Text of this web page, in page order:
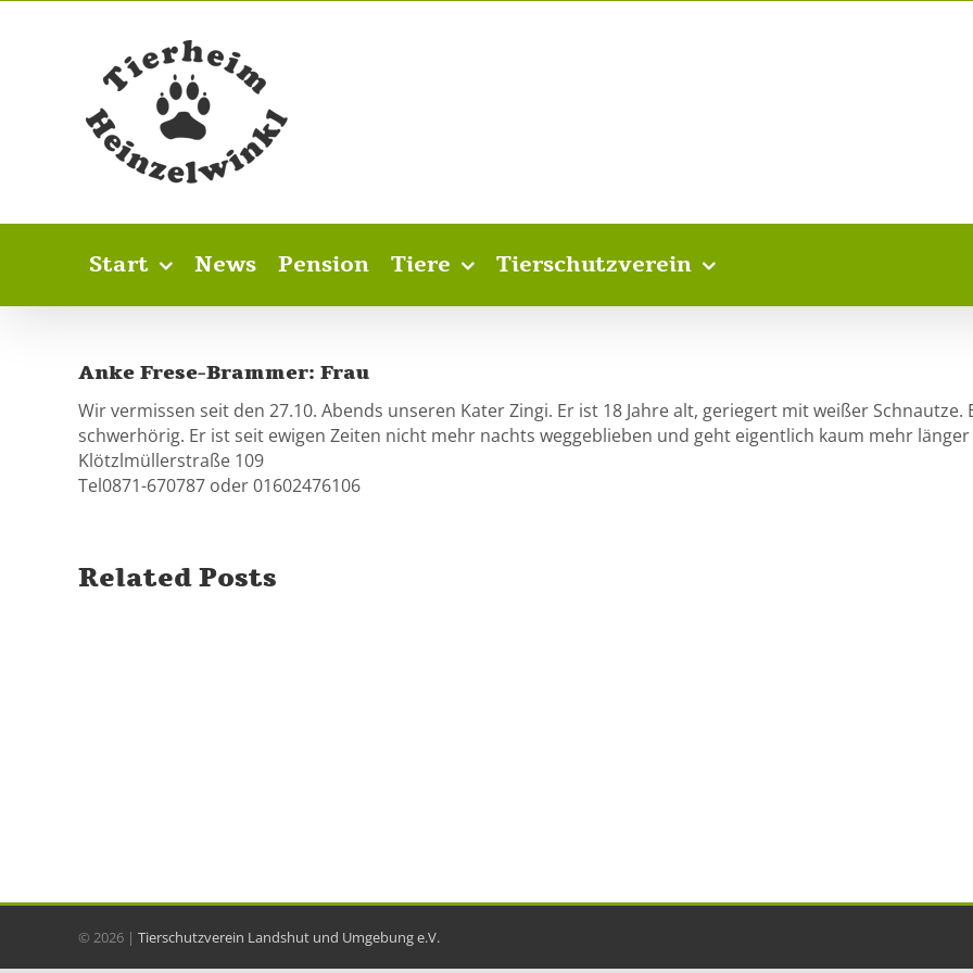
Start News Pension Tiere Tierschutzverein
Anke Frese-Brammer: Frau
Wir vermissen seit den 27.10. Abends unseren Kater Zingi. Er ist 18 Jahre alt, geriegert mit weißer
schwerhörig. Er ist seit ewigen Zeiten nicht mehr nachts weggeblieben und geht eigentlich kaum mehr länger
Klötzlmüllerstraße 109
Tel0871-670787 oder 01602476106
Related Posts
© 2026 | Tierschutzverein Landshut und Umgebung e.V.